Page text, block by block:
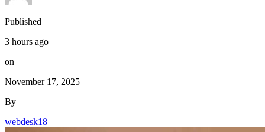
Published
3 hours ago
on
November 17, 2025
By
webdesk18